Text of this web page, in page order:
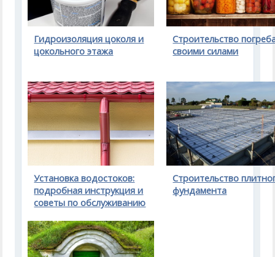
Гидроизоляция цоколя и
цокольного этажа
Строительство
своими силами
Установка водостоков:
подробная инструкция и
советы по обслуживанию
Строительство
фундамента